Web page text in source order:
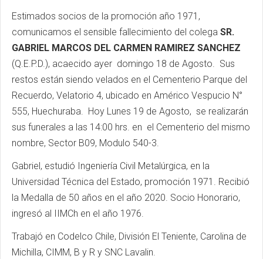
Estimados socios de la promoción año 1971,
comunicamos el sensible fallecimiento del colega SR.
GABRIEL MARCOS DEL CARMEN RAMIREZ SANCHEZ
(Q.E.P.D.), acaecido ayer domingo 18 de Agosto. Sus
restos están siendo velados en el Cementerio Parque del
Recuerdo, Velatorio 4, ubicado en Américo Vespucio N°
555, Huechuraba. Hoy Lunes 19 de Agosto, se realizarán
sus funerales a las 14:00 hrs. en el Cementerio del mismo
nombre, Sector B09, Modulo 540-3.
Gabriel, estudió Ingeniería Civil Metalúrgica, en la
Universidad Técnica del Estado, promoción 1971. Recibió
la Medalla de 50 años en el año 2020. Socio Honorario,
ingresó al IIMCh en el año 1976.
Trabajó en Codelco Chile, División El Teniente, Carolina de
Michilla, CIMM, B y R y SNC Lavalin.